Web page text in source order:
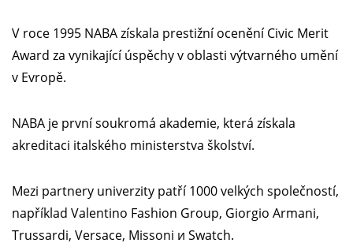
V roce 1995 NABA získala prestižní ocenění Civic Merit
Award za vynikající úspěchy v oblasti výtvarného umění
v Evropě.
NABA je první soukromá akademie, která získala
akreditaci italského ministerstva školství.
Mezi partnery univerzity patří 1000 velkých společností,
například Valentino Fashion Group, Giorgio Armani,
Trussardi, Versace, Missoni и Swatch.